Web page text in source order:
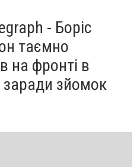
- Боріс
таємно
на фронті в
заради зйомок